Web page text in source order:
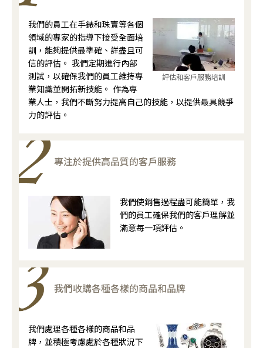
評估和客戶服務培訓
我們的員工在手錶和珠寶等各個
領域的專家的指導下接受全面培
訓，能夠提供最準確、詳盡且可
信的評估。 我們定期進行內部
測試，以確保我們的員工維持專
業知識並開拓新技能。 作為專
業人士，我們不斷努力提高自己的技能，以提供最具競爭
力的評估。
專注於提供高品質的客戶服務
我們使銷售過程盡可能簡單，我
們的員工確保我們的客戶理解並
滿意每一項評估。
我們收購各種各樣的商品和品牌
我們處理各種各樣的商品和品
牌，並積極考慮處於各種狀況下